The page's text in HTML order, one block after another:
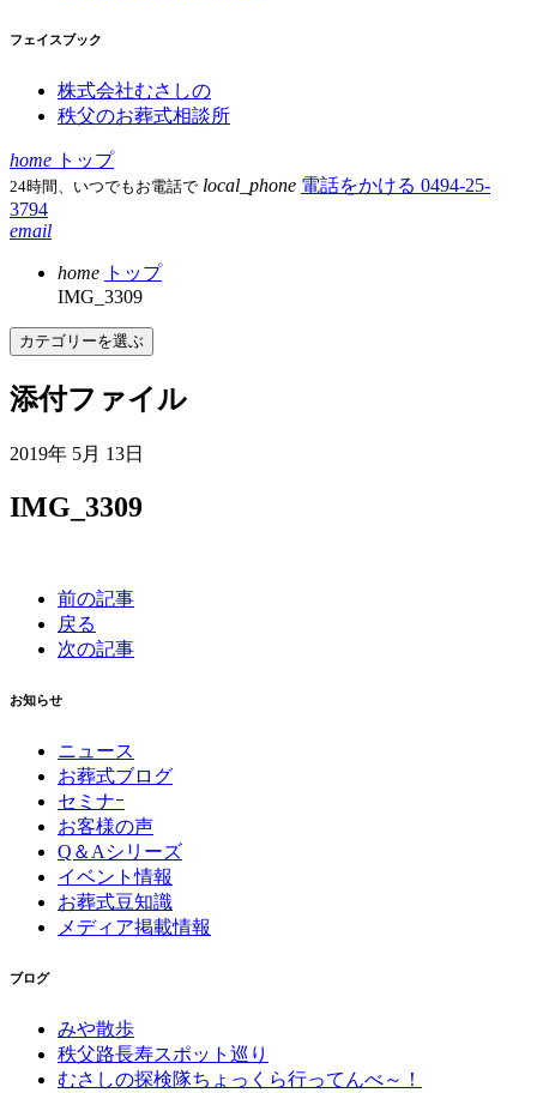
フェイスブック
株式会社むさしの
秩父のお葬式相談所
home トップ
24時間、いつでもお電話で local_phone 電話をかける 0494-25-
3794
email
home トップ
IMG_3309
カテゴリーを選ぶ
添付ファイル
2019年 5月 13日
IMG_3309
前の記事
戻る
次の記事
お知らせ
ニュース
お葬式ブログ
セミナｰ
お客様の声
Q＆Aシリーズ
イベント情報
お葬式豆知識
メディア掲載情報
ブログ
みや散歩
秩父路長寿スポット巡り
むさしの探検隊ちょっくら行ってんべ～！